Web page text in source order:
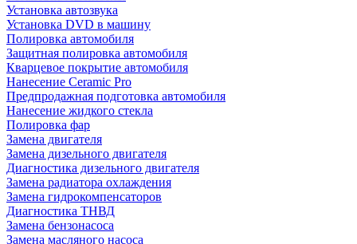
Установка автозвука
Установка DVD в машину
Полировка автомобиля
Защитная полировка автомобиля
Кварцевое покрытие автомобиля
Нанесение Ceramic Pro
Предпродажная подготовка автомобиля
Нанесение жидкого стекла
Полировка фар
Замена двигателя
Замена дизельного двигателя
Диагностика дизельного двигателя
Замена радиатора охлаждения
Замена гидрокомпенсаторов
Диагностика ТНВД
Замена бензонасоса
Замена масляного насоса